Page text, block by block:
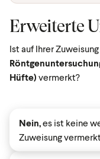
Erweiterte
Ist auf Ihrer
Hüfte) vermerkt?
Nein,es ist keine
Zuweisung vermerkt